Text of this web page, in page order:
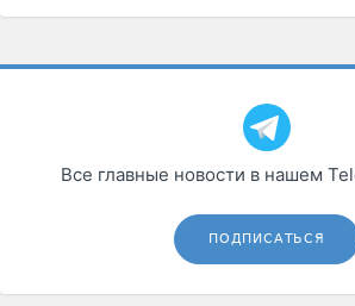
Все главные новости в нашем
ПОДПИСАТЬСЯ